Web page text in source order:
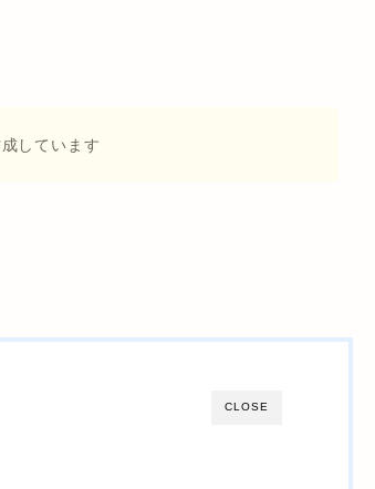
しています
CLOSE